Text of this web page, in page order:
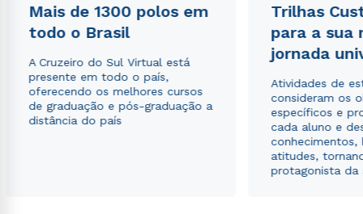
Mais de 1300 polos em
todo o Brasil
A Cruzeiro do Sul Virtual está
presente em todo o país,
oferecendo os melhores cursos
de graduação e pós-graduação a
distância do país
Trilhas
para a sua
jornada
Atividades de
consideram os
específicos e
cada aluno e
conhecimentos,
atitudes,
protagonista da